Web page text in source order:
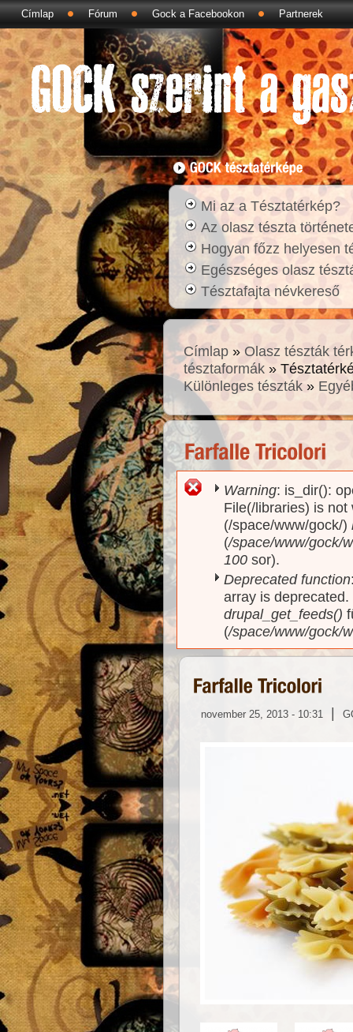
Címlap Fórum Gock a Facebookon Partnerek
Mi az a Tésztatérkép?
Az olasz tészta
Hogyan főzz helyesen
Egészséges olasz
Tésztafajta névkereső
Címlap »Olasz tészták
tésztaformák »
Különleges tészták »
Hibaüzenet
Warning: is_dir():
File(/libraries) is
(/space/www/gock/)
(/space/www/gock/
100 sor).
Deprecated function
array is
drupal_get_feeds()
(/space/www/gock/
november 25, 2013 - 10:31 |